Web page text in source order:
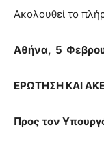
Ακολουθεί το
Αθήνα, 5
ΕΡΩΤΗΣΗ ΚΑΙ
Προς τον